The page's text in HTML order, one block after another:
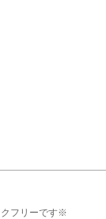
フリーです※